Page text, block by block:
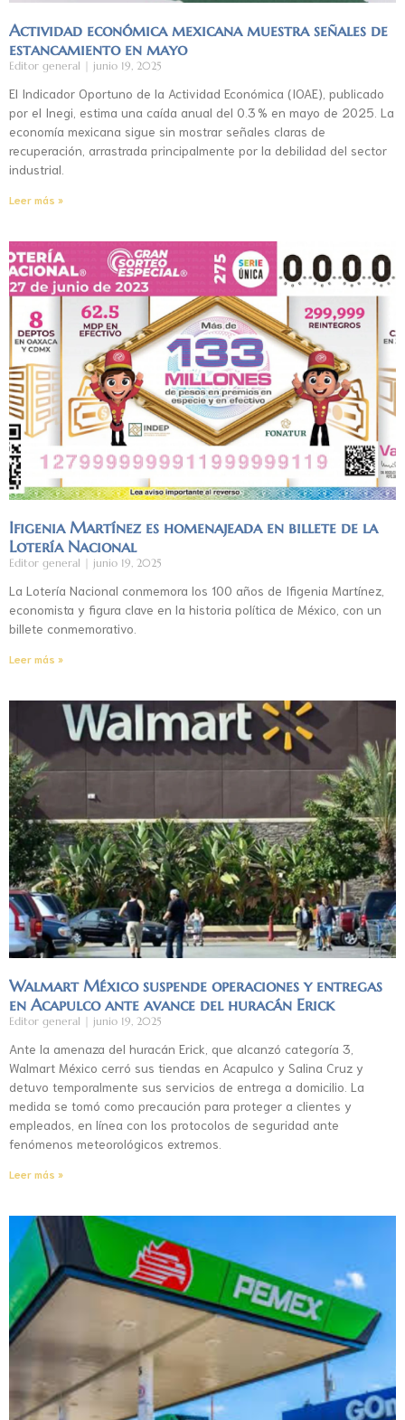
Actividad económica mexicana muestra señales de
estancamiento en mayo
Editor general junio 19, 2025
El Indicador Oportuno de la Actividad Económica (IOAE), publicado
por el Inegi, estima una caída anual del 0.3 % en mayo de 2025. La
economía mexicana sigue sin mostrar señales claras de
recuperación, arrastrada principalmente por la debilidad del sector
industrial.
Leer más »
Ifigenia Martínez es homenajeada en billete de la
Lotería Nacional
Editor general junio 19, 2025
La Lotería Nacional conmemora los 100 años de Ifigenia Martínez,
economista y figura clave en la historia política de México, con un
billete conmemorativo.
Leer más »
Walmart México suspende operaciones y entregas
en Acapulco ante avance del huracán Erick
Editor general junio 19, 2025
Ante la amenaza del huracán Erick, que alcanzó categoría 3,
Walmart México cerró sus tiendas en Acapulco y Salina Cruz y
detuvo temporalmente sus servicios de entrega a domicilio. La
medida se tomó como precaución para proteger a clientes y
empleados, en línea con los protocolos de seguridad ante
fenómenos meteorológicos extremos.
Leer más »